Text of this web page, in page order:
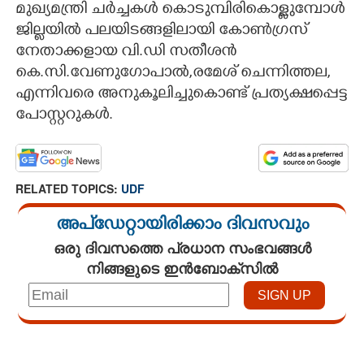
LITERATURE
ZOOM
CONTACT US
മുഖ്യമന്ത്രി ചർച്ചകൾ കൊടുമ്പിരികൊള്ളുമ്പോൾ
ജില്ലയിൽ പലയിടങ്ങളിലായി കോൺഗ്രസ്
നേതാക്കളായ വി.ഡി സതീശൻ
കെ.സി.വേണുഗോപാൽ,രമേശ് ചെന്നിത്തല,
എന്നിവരെ അനുകൂലിച്ചുകൊണ്ട് പ്രത്യക്ഷപ്പെട്ട
പോസ്റ്ററുകൾ.
RELATED TOPICS: UDF
അപ്ഡേറ്റായിരിക്കാം ദിവസവും
ഒരു ദിവസത്തെ പ്രധാന സംഭവങ്ങൾ
നിങ്ങളുടെ ഇൻബോക്സിൽ